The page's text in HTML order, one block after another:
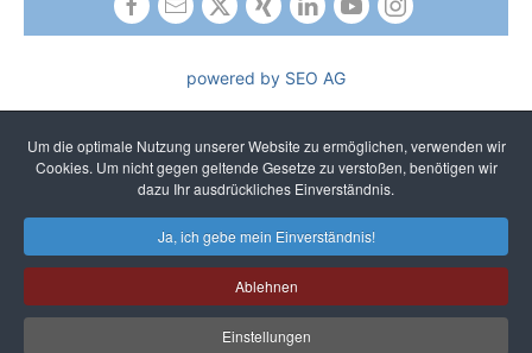
Um die optimale Nutzung unserer Website zu ermöglichen, verwenden wir
Cookies. Um nicht gegen geltende Gesetze zu verstoßen, benötigen wir
dazu Ihr ausdrückliches Einverständnis.
Ja, ich gebe mein Einverständnis!
Ablehnen
Einstellungen
powered by SEO AG
gehört zu unseren gelebten Kernwerten. In Texten verzichten
wir auf sprachliches Gendern, um ein einheitliches und
unkompliziertes Lesen zu gewährleisten. Selbstverständlich